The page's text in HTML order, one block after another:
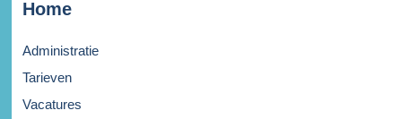
Home
Administratie
Tarieven
Vacatures